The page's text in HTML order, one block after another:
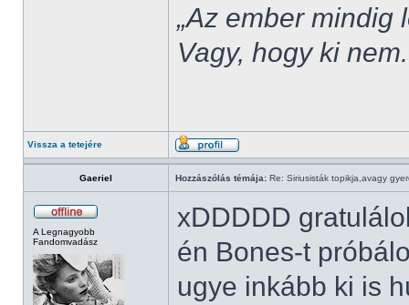
„Az ember mindig
Vagy, hogy ki
Vissza a tetejére
Gaeriel Hozzászólás témája: Re: Siriusisták topikja,avagy
A Legnagyobb
Fandomvadász
xDDDDD
én Bones-t
ugye inkább ki is